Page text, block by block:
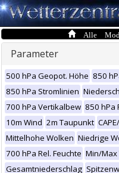
Alle
Parameter
500 hPa Geopot. Höhe 850
850 hPa Stromlinien
700 hPa Vertikalbew 850 hPa
10m Wind 2m Taupunkt
Mittelhohe Wolken Niedrige
700 hPa Rel. Feuchte Min/Max
Gesamtniederschlag